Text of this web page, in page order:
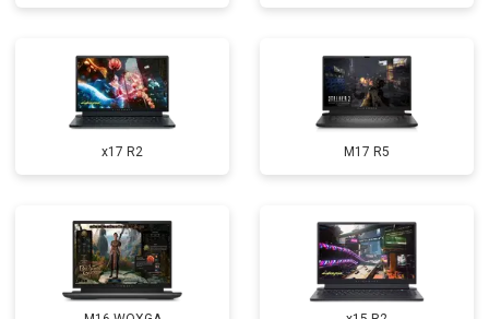
Замена оперативной памяти от 1100 ₽ Заказать
Прошивка BIOS от 1500 ₽ Заказать
Замена северного моста от 3500 ₽
x17 R2 M17 R5